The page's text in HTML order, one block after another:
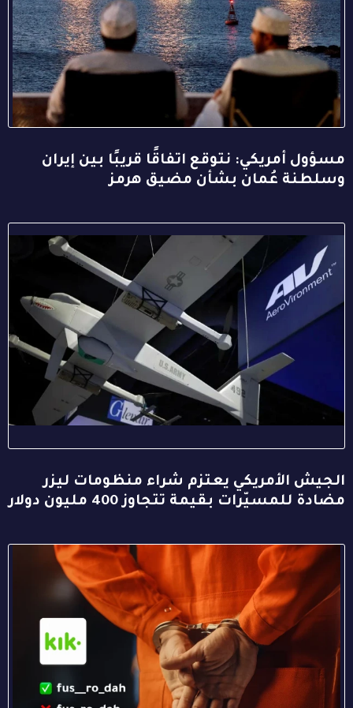
مسؤول أمريكي: نتوقع اتفاقًا قريبًا بين إيران
وسلطنة عُمان بشأن مضيق هرمز
الجيش الأمريكي يعتزم شراء منظومات ليزر
مضادة للمسيّرات بقيمة تتجاوز 400 مليون دولار